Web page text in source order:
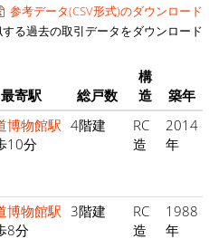
参考データ(CSV形式)のダウンロード
る過去の取引データをダウンロード
最寄駅 総戸数
構
造
築年
博物館駅
10分
4階建
RC
造
2014
年
博物館駅
8分
3階建
RC
造
1988
年